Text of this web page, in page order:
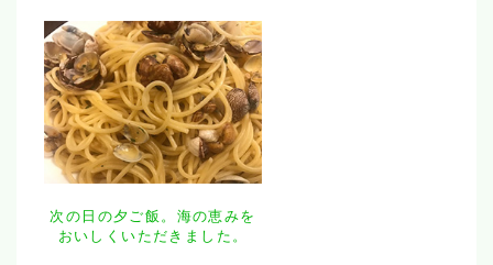
次の日の夕ご飯。海の恵みを
おいしくいただきました。